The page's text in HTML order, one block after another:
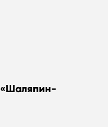
«Шаляпин-